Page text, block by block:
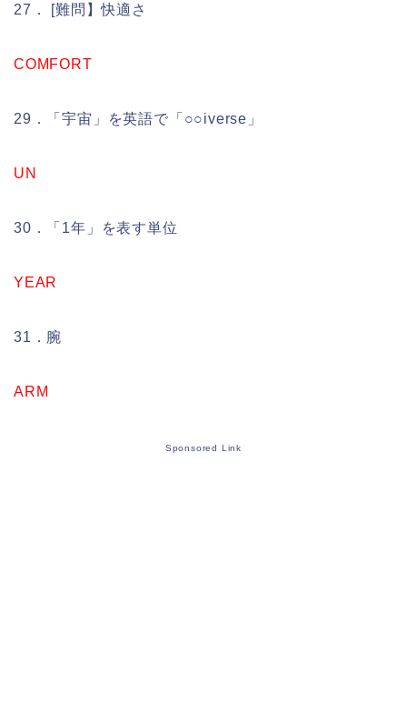
27． [難問】快適さ
COMFORT
29．「宇宙」を英語で「○○iverse」
UN
30．「1年」を表す単位
YEAR
31．腕
ARM
Sponsored Link